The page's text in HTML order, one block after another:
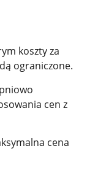
koszty za
ograniczone.
cen z
cena